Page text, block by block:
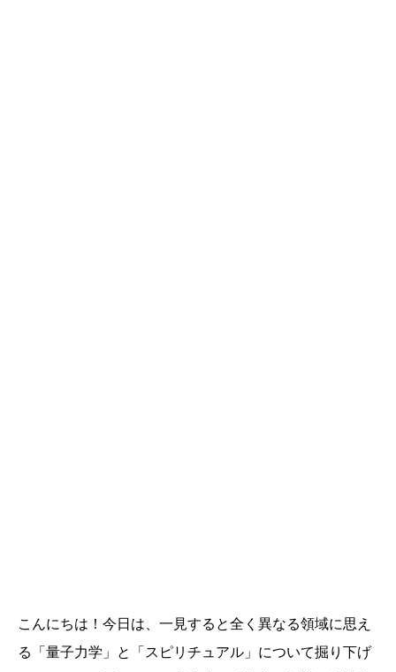
こんにちは！今日は、一見すると全く異なる領域に思え
る「量子力学」と「スピリチュアル」について掘り下げ